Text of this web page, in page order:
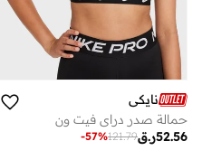
نايكي
حمالة صدر دراي فيت ون
ر.ق52.56
121.79
-57%